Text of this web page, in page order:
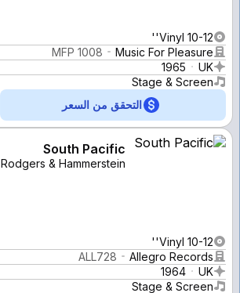
Vinyl 10-12''
Music For Pleasure
MFP 1008
UK
1965
Stage & Screen
التحقق من السعر
South Pacific
Rodgers & Hammerstein
Vinyl 10-12''
Allegro Records
ALL728
UK
1964
Stage & Screen